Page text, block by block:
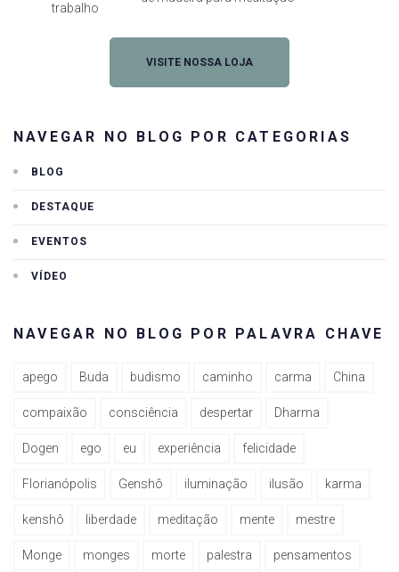
trabalho
VISITE NOSSA LOJA
NAVEGAR NO BLOG POR CATEGORIAS
BLOG
DESTAQUE
EVENTOS
VÍDEO
NAVEGAR NO BLOG POR PALAVRA CHAVE
apego Buda budismo caminho carma China
compaixão consciência despertar Dharma
Dogen ego eu experiência felicidade
Florianópolis Genshô iluminação ilusão karma
kenshô liberdade meditação mente mestre
Monge monges morte palestra pensamentos